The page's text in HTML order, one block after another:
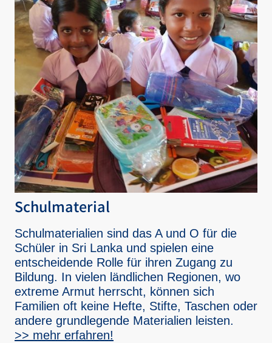
Schulmaterial
Schulmaterialien sind das A und O für die
Schüler in Sri Lanka und spielen eine
entscheidende Rolle für ihren Zugang zu
Bildung. In vielen ländlichen Regionen, wo
extreme Armut herrscht, können sich
Familien oft keine Hefte, Stifte, Taschen oder
andere grundlegende Materialien leisten.
>> mehr erfahren!